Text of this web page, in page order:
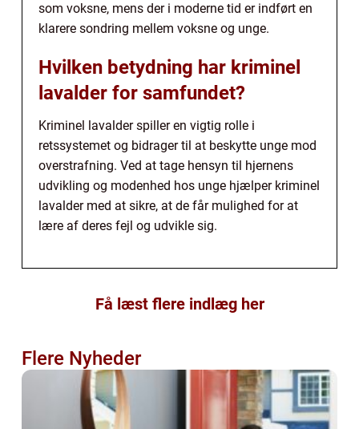
som voksne, mens der i moderne tid er indført en
klarere sondring mellem voksne og unge.
Hvilken betydning har kriminel
lavalder for samfundet?
Kriminel lavalder spiller en vigtig rolle i
retssystemet og bidrager til at beskytte unge mod
overstrafning. Ved at tage hensyn til hjernens
udvikling og modenhed hos unge hjælper kriminel
lavalder med at sikre, at de får mulighed for at
lære af deres fejl og udvikle sig.
Få læst flere indlæg her
Flere Nyheder